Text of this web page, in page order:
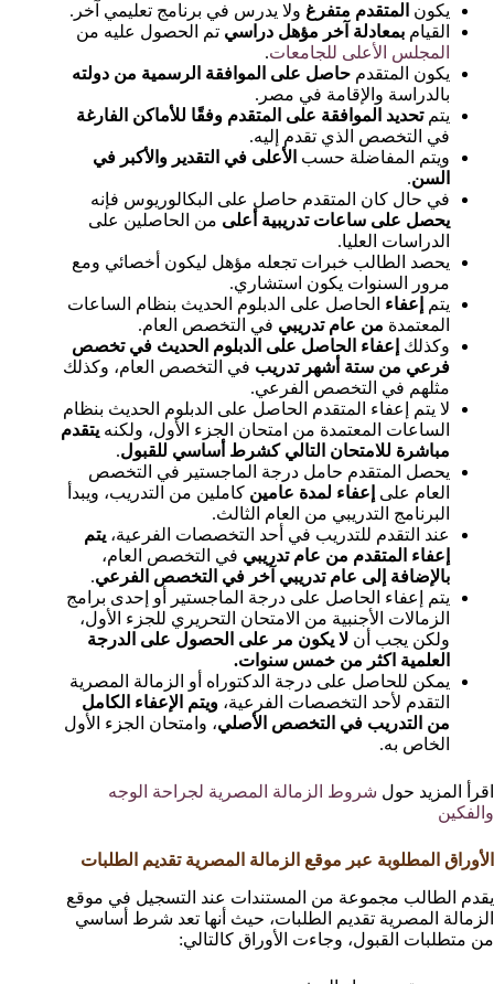
يكون المتقدم متفرغ ولا يدرس في برنامج تعليمي آخر.
القيام بمعادلة آخر مؤهل دراسي تم الحصول عليه من
المجلس الأعلى للجامعات.
يكون المتقدم حاصل على الموافقة الرسمية من دولته
بالدراسة والإقامة في مصر.
يتمتحديد الموافقة على المتقدم وفقًا للأماكن الفارغة
في التخصص الذي تقدم إليه.
ويتم المفاضلة حسب الأعلى في التقدير والأكبر في
السن.
في حال كان المتقدم حاصل على البكالوريوس فإنه
يحصل على ساعات تدريبية أعلى من الحاصلين على
الدراسات العليا.
يحصد الطالب خبرات تجعله مؤهل ليكون أخصائي ومع
مرور السنوات يكون استشاري.
يتم
إعفاء الحاصل على الدبلوم الحديث بنظام الساعات
المعتمدة من عام تدريبي في التخصص العام.
وكذلك إعفاء الحاصل على الدبلوم الحديث في تخصص
فرعي من ستة أشهر تدريب في التخصص العام، وكذلك
مثلهم في التخصص الفرعي.
لا يتم إعفاء المتقدم الحاصل على الدبلوم الحديث بنظام
الساعات المعتمدة من امتحان الجزء الأول، ولكنه يتقدم
مباشرة للامتحان التالي كشرط أساسي للقبول.
يحصل المتقدم حامل درجة الماجستير في التخصص
العام على إعفاء لمدة عامين كاملين من التدريب، ويبدأ
البرنامج التدريبي من العام الثالث.
عند التقدم للتدريب في أحد التخصصات الفرعية، يتم
إعفاء المتقدم من عام تدريبي في التخصص العام،
بالإضافة إلى عام تدريبي آخر في التخصص الفرعي.
يتم إعفاء الحاصل على درجة الماجستير أو إحدى برامج
الزمالات الأجنبية من الامتحان التحريري للجزء الأول،
ولكن يجب أن لا يكون مر على الحصول على الدرجة
العلمية اكثر من خمس سنوات.
يمكن للحاصل على درجة الدكتوراه أو الزمالة المصرية
التقدم لأحد التخصصات الفرعية، ويتم الإعفاء الكامل
من التدريب في التخصص الأصلي، وامتحان الجزء الأول
الخاص به.
اقرأ المزيد حول شروط الزمالة المصرية لجراحة الوجه
والفكين
الأوراق المطلوبة عبر موقع الزمالة المصرية تقديم الطلبات
يقدم الطالب مجموعة من المستندات عند التسجيل في موقع
الزمالة المصرية تقديم الطلبات، حيث أنها تعد شرط أساسي
من متطلبات القبول، وجاءت الأوراق كالتالي: